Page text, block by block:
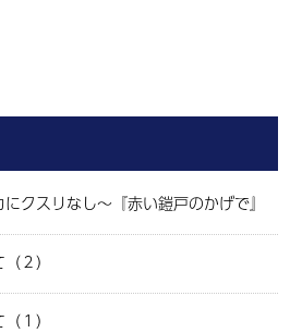
クスリなし～『赤い鎧戸のかげで』
２）
１）